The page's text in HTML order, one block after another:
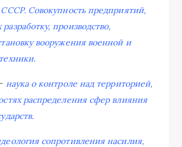
СССР. Совокупность предприятий,
производство,
вооружения военной и
наука о контроле над территорией,
распределения сфер влияния
сопротивления насилия,